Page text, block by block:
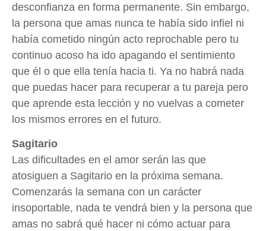
desconfianza en forma permanente. Sin embargo,
la persona que amas nunca te había sido infiel ni
había cometido ningún acto reprochable pero tu
continuo acoso ha ido apagando el sentimiento
que él o que ella tenía hacia ti. Ya no habrá nada
que puedas hacer para recuperar a tu pareja pero
que aprende esta lección y no vuelvas a cometer
los mismos errores en el futuro.
Sagitario
Las dificultades en el amor serán las que
atosiguen a Sagitario en la próxima semana.
Comenzarás la semana con un carácter
insoportable, nada te vendrá bien y la persona que
amas no sabrá qué hacer ni cómo actuar para